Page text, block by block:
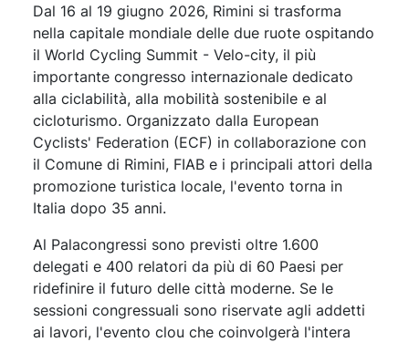
Dal 16 al 19 giugno 2026, Rimini si trasforma
nella capitale mondiale delle due ruote ospitando
il World Cycling Summit - Velo-city, il più
importante congresso internazionale dedicato
alla ciclabilità, alla mobilità sostenibile e al
cicloturismo. Organizzato dalla European
Cyclists' Federation (ECF) in collaborazione con
il Comune di Rimini, FIAB e i principali attori della
promozione turistica locale, l'evento torna in
Italia dopo 35 anni.
Al Palacongressi sono previsti oltre 1.600
delegati e 400 relatori da più di 60 Paesi per
ridefinire il futuro delle città moderne. Se le
sessioni congressuali sono riservate agli addetti
ai lavori, l'evento clou che coinvolgerà l'intera